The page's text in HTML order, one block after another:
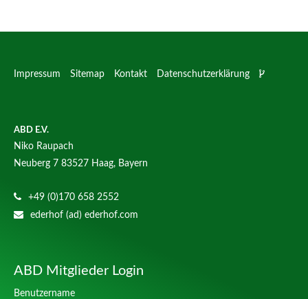
Impressum Sitemap Kontakt Datenschutzerklärung
ABD E.V.
Niko Raupach
Neuberg 7 83527 Haag, Bayern
+49 (0)170 658 2552
ederhof (ad) ederhof.com
ABD Mitglieder Login
Benutzername